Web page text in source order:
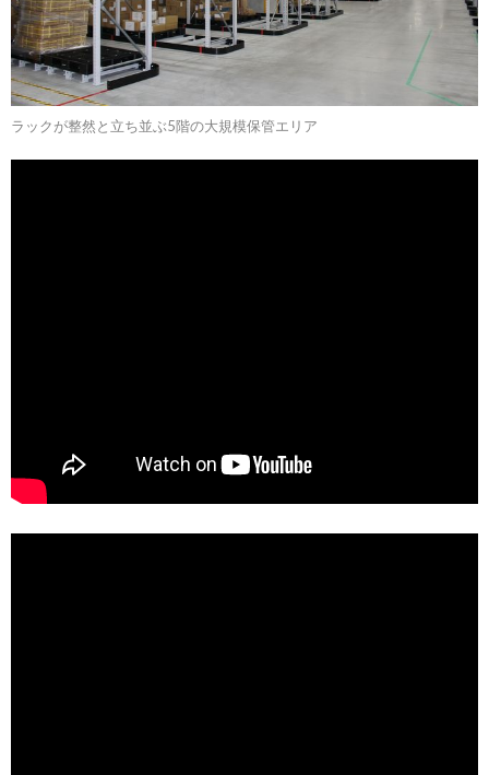
ラックが整然と立ち並ぶ5階の大規模保管エリア